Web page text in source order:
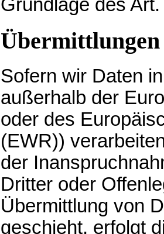
Grundlage des
Sofern wir Daten
außerhalb der
oder des
(EWR))
der
Dritter oder
Übermittlung von
geschieht, erfolgt